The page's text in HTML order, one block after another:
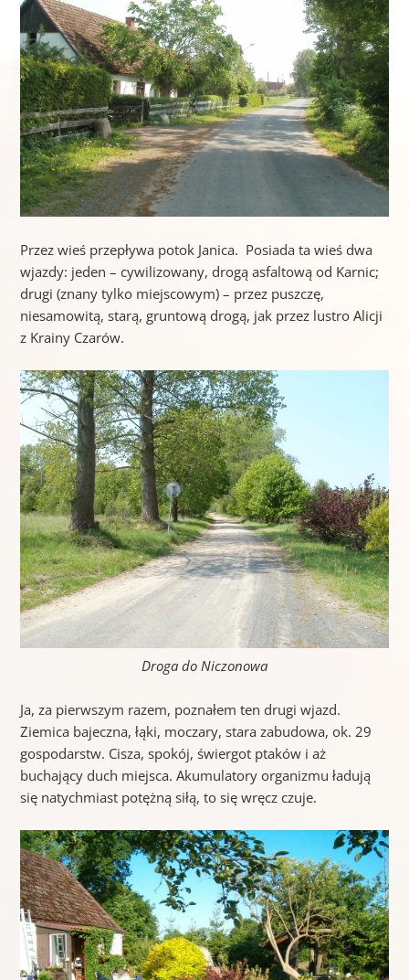
Przez wieś przepływa potok Janica. Posiada ta wieś dwa
wjazdy: jeden – cywilizowany, drogą asfaltową od Karnic;
drugi (znany tylko miejscowym) – przez puszczę,
niesamowitą, starą, gruntową drogą, jak przez lustro Alicji
z Krainy Czarów.
Droga do Niczonowa
Ja, za pierwszym razem, poznałem ten drugi wjazd.
Ziemica bajeczna, łąki, moczary, stara zabudowa, ok. 29
gospodarstw. Cisza, spokój, świergot ptaków i aż
buchający duch miejsca. Akumulatory organizmu ładują
się natychmiast potężną siłą, to się wręcz czuje.